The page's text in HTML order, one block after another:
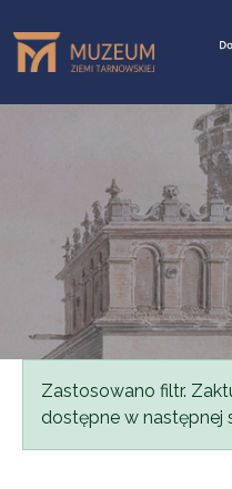
Komunikat
Zastosowano filtr.
dostępne w następnej